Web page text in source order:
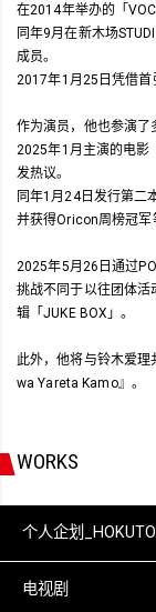
在2014年举办的「
同年9月在新木场
成员。
2017年1月25日凭借首
作为演员，他也参演了
2025年1月主演的电影
发热议。
同年1月24日发行第二
并获得Oricon周榜冠军
2025年5月26日通过
挑战不同于以往团体
辑「JUKE BOX」。
此外，他将与铃木爱
wa Yareta Kamo』。
WORKS
个人企划_HOKUTO
电视剧